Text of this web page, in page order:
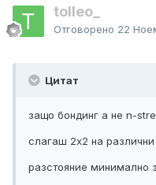
tolleo_
Отговорено 22
Цитат
защо бондинг а не n-
слагаш 2х2 на различни
разстояние минимално